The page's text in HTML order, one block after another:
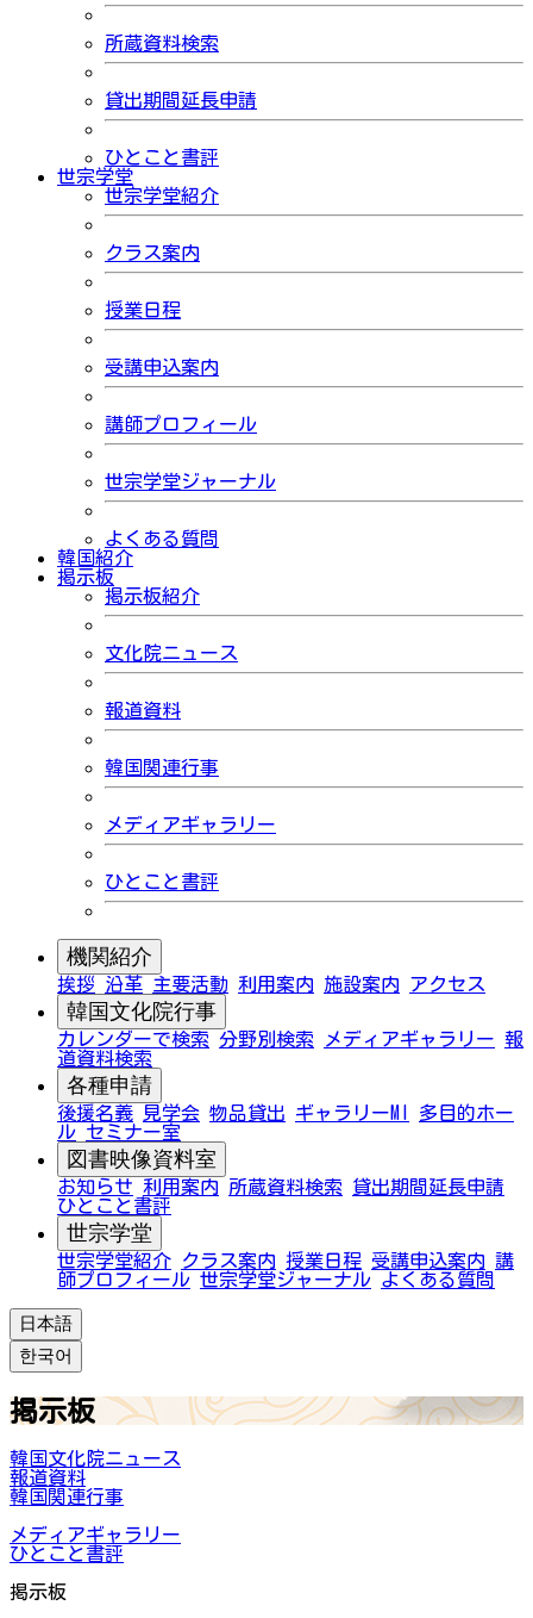
所蔵資料検索
貸出期間延長申請
ひとこと書評
世宗学堂
世宗学堂紹介
クラス案内
授業日程
受講申込案内
講師プロフィール
世宗学堂ジャーナル
よくある質問
韓国紹介
掲示板
掲示板紹介
文化院ニュース
報道資料
韓国関連行事
メディアギャラリー
ひとこと書評
機関紹介
挨拶 沿革 主要活動 利用案内 施設案内 アクセス
韓国文化院行事
カレンダーで検索 分野別検索 メディアギャラリー 報
道資料検索
各種申請
後援名義 見学会 物品貸出 ギャラリーMI
多目的ホー
ル セミナー室
図書映像資料室
お知らせ 利用案内 所蔵資料検索
貸出期間延長申請
ひとこと書評
世宗学堂
世宗学堂紹介 クラス案内 授業日程 受講申込案内 講
師プロフィール 世宗学堂ジャーナル よくある質問
日本語
한국어
掲示板
韓国文化院ニュース
報道資料
韓国関連行事
メディアギャラリー
ひとこと書評
掲示板